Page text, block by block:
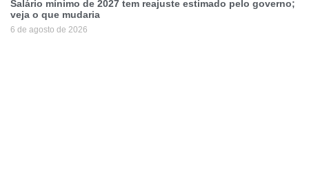
Salário mínimo de 2027 tem reajuste estimado pelo governo;
veja o que mudaria
6 de agosto de 2026